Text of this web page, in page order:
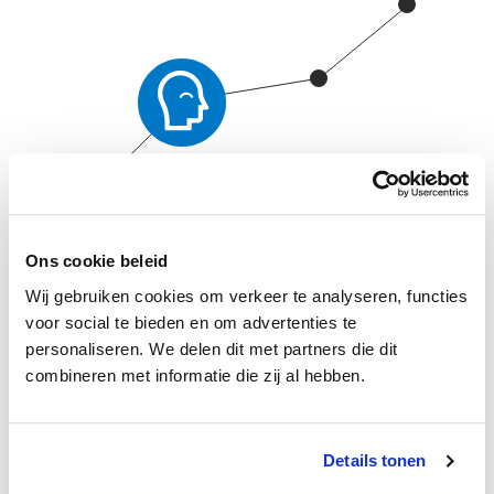
Ons cookie beleid
Wij gebruiken cookies om verkeer te analyseren, functies
voor social te bieden en om advertenties te
personaliseren. We delen dit met partners die dit
combineren met informatie die zij al hebben.
Details tonen
bespreek je regelmatig jouw professionele ontwikkeling met je
leidinggevende. Om dat gesprek en jouw ontwikkeling te
ondersteunen, wordt er gewerkt met Kenneth, het
locatie. Al jouw leer- en ontwikkelactiviteiten staan in je